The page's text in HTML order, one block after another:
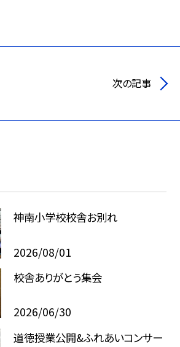
次の記事
神南小学校校舎お別れ
2026/08/01
校舎ありがとう集会
2026/06/30
道徳授業公開&ふれあいコンサー